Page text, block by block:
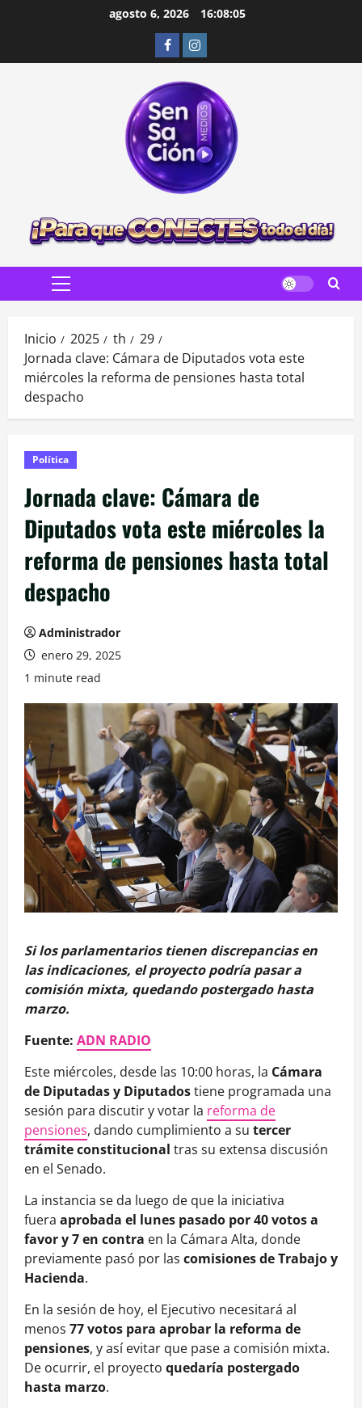
agosto 6, 2026 16:08:07
FacebookInstagram
Menú
Inicio 2025 th
29
Jornada clave: Cámara de Diputados vota este
miércoles la reforma de pensiones hasta total
despacho
Política
Jornada clave: Cámara de
Diputados vota este miércoles la
reforma de pensiones hasta total
despacho
Administrador
enero 29, 2025
1 minute read
Si los parlamentarios tienen discrepancias en
las indicaciones, el proyecto podría pasar a
comisión mixta, quedando postergado hasta
marzo.
Fuente: ADN RADIO
Este miércoles, desde las 10:00 horas, la Cámara
de Diputadas y Diputadostiene programada una
sesión para discutir y votar la reforma de
pensiones, dando cumplimiento a su tercer
trámite constitucional tras su extensa discusión
en el Senado.
La instancia se da luego de que la iniciativa
fuera aprobada el lunes pasado por 40 votos a
favor y 7 en contra en la Cámara Alta, donde
previamente pasó por las comisiones de Trabajo y
Hacienda.
En la sesión de hoy, el Ejecutivo necesitará al
menos 77 votos para aprobar la reforma de
pensiones, y así evitar que pase a comisión mixta.
De ocurrir, el proyecto quedaría postergado
hasta marzo.